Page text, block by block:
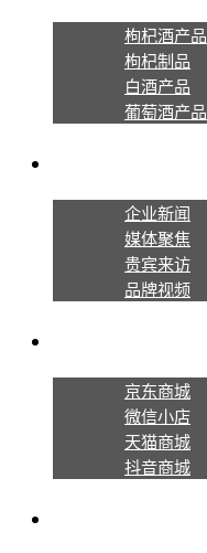
枸杞酒产品
枸杞制品
白酒产品
葡萄酒产品
企业新闻
媒体聚焦
贵宾来访
品牌视频
京东商城
微信小店
天猫商城
抖音商城